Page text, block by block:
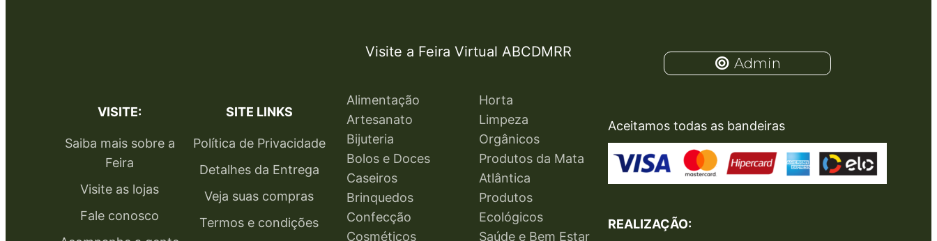
VISITE:
Saiba mais sobre a
Feira
Visite as lojas
Fale conosco
SITE LINKS
Política de Privacidade
Detalhes da Entrega
Veja suas compras
Termos e condições
Visite a Feira Virtual ABCDMRR
Alimentação
Artesanato
Bijuteria
Bolos e Doces
Caseiros
Brinquedos
Confecção
Cosméticos
Horta
Limpeza
Orgânicos
Produtos da Mata
Atlântica
Produtos
Ecológicos
Saúde e Bem Estar
Admin
Aceitamos todas as bandeiras
REALIZAÇÃO: